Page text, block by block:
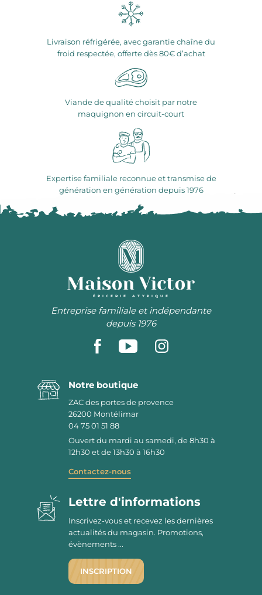
Livraison réfrigérée, avec garantie chaîne du
froid respectée, offerte dès 80€ d’achat
Viande de qualité choisit par notre
maquignon en circuit-court
Expertise familiale reconnue et transmise de
génération en génération depuis 1976
ÉPICERIE ATYPIQUE
Entreprise familiale et indépendante
depuis 1976
Notre boutique
ZAC des portes de provence
26200 Montélimar
04 75 01 51 88
Ouvert du mardi au samedi, de 8h30 à
12h30 et de 13h30 à 16h30
Contactez-nous
Lettre d'informations
Inscrivez-vous et recevez les dernières
actualités du magasin. Promotions,
évènements ...
INSCRIPTION